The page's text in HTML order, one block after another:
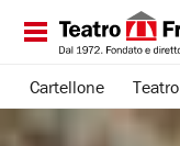
Cartellone Teatro